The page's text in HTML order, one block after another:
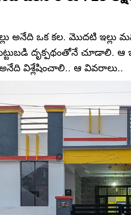
అనేది ఒక కల. మొదటి ఇల్లు
దృక్పథంతోనే చూడాలి. ఆ
విశ్లేషించాలి.. ఆ వివరాలు..